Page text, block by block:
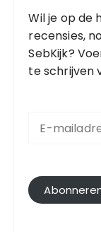
Wil je op de
recensies,
SebKijk?
te schrijven
l
a